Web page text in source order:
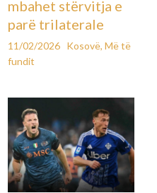
mbahet stërvitja e
parë trilaterale
11/02/2026 Kosovë, Më të
fundit